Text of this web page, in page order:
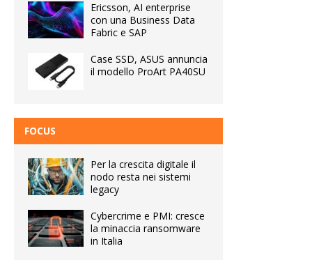
Ericsson, AI enterprise
con una Business Data
Fabric e SAP
Case SSD, ASUS annuncia
il modello ProArt PA40SU
FOCUS
Per la crescita digitale il
nodo resta nei sistemi
legacy
Cybercrime e PMI: cresce
la minaccia ransomware
in Italia